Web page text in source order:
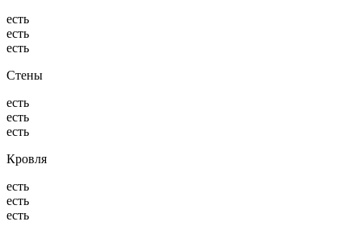
есть
есть
есть
Стены
есть
есть
есть
Кровля
есть
есть
есть